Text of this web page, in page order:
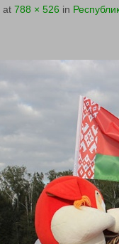
at 788 × 526 in